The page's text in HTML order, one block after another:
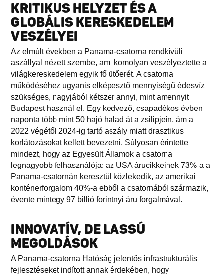
KRITIKUS HELYZET ÉS A
GLOBÁLIS KERESKEDELEM
VESZÉLYEI
Az elmúlt években a Panama-csatorna rendkívüli
aszállyal nézett szembe, ami komolyan veszélyeztette a
világkereskedelem egyik fő ütőerét. A csatorna
működéséhez ugyanis elképesztő mennyiségű édesvíz
szükséges, nagyjából kétszer annyi, mint amennyit
Budapest használ el. Egy kedvező, csapadékos évben
naponta több mint 50 hajó halad át a zsilipjein, ám a
2022 végétől 2024-ig tartó aszály miatt drasztikus
korlátozásokat kellett bevezetni. Súlyosan érintette
mindezt, hogy az Egyesült Államok a csatorna
legnagyobb felhasználója: az USA árucikkeinek 73%-a a
Panama-csatornán keresztül közlekedik, az amerikai
konténerforgalom 40%-a ebből a csatornából származik,
évente mintegy 97 billió forintnyi áru forgalmával.
INNOVATÍV, DE LASSÚ
MEGOLDÁSOK
A Panama-csatorna Hatóság jelentős infrastrukturális
fejlesztéseket indított annak érdekében, hogy